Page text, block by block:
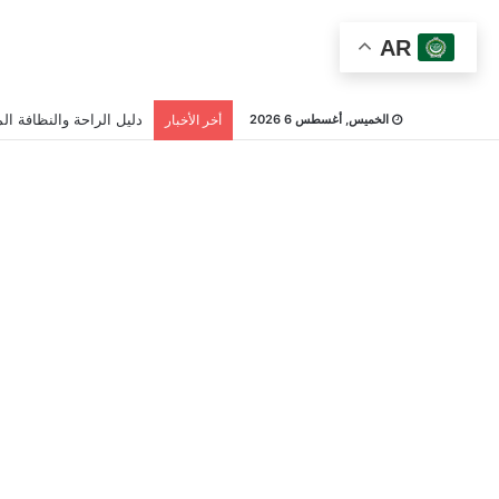
الخميس, أغسطس 6 2026 أخر الأخبار دليل الراحة والنظافة
AR